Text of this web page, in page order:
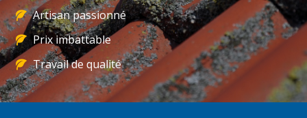
Artisan passionné
Prix imbattable
Travail de qualité